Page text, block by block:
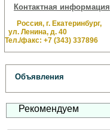
Контактная информация
Россия, г. Екатеринбург,
ул. Ленина, д. 40
Тел./факс: +7 (343) 337896
Объявления
Рекомендуем